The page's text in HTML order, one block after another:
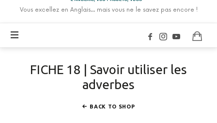
Vous excellez en Anglais... mais vous ne le savez pas encore !
FICHE 18 | Savoir utiliser les
adverbes
BACK TO SHOP